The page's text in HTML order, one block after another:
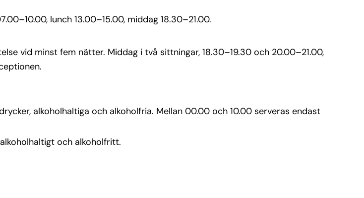
lunch 13.00–15.00, middag 18.30–21.00.
vid minst fem nätter. Middag i två sittningar, 18.30–19.30 och 20.00–21.00,
alkoholhaltiga och alkoholfria. Mellan 00.00 och 10.00 serveras endast
och alkoholfritt.